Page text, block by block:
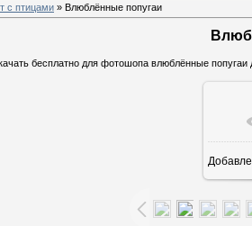
с птицами » Влюблённые попугаи
бесплатно для фотошопа влюблённые